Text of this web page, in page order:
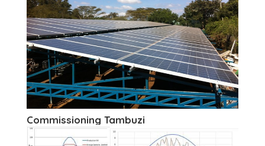
Commissioning Tambuzi